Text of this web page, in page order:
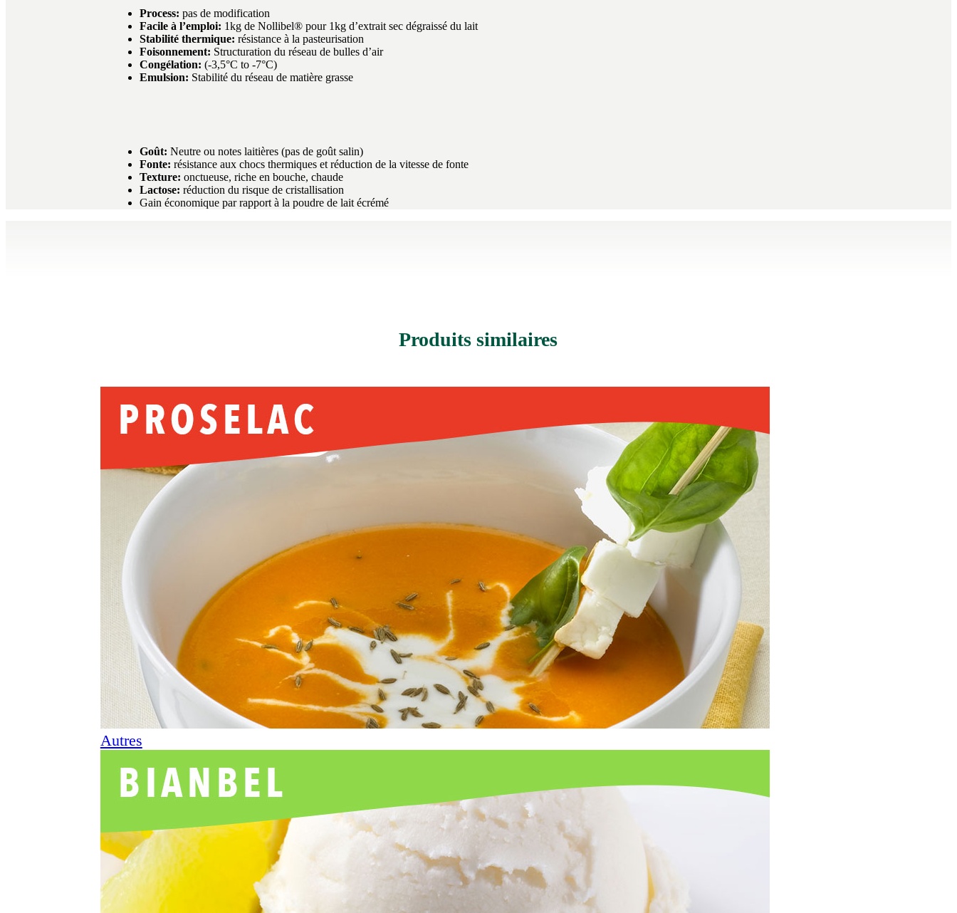
Process: pas de modification
Facile à l’emploi: 1kg de Nollibel® pour 1kg d’extrait sec dégraissé du lait
Stabilité thermique: résistance à la pasteurisation
Foisonnement: Structuration du réseau de bulles d’air
Congélation: (-3,5°C to -7°C)
Emulsion: Stabilité du réseau de matière grasse
Goût: Neutre ou notes laitières (pas de goût salin)
Fonte: résistance aux chocs thermiques et réduction de la vitesse de fonte
Texture: onctueuse, riche en bouche, chaude
Lactose: réduction du risque de cristallisation
Gain économique par rapport à la poudre de lait écrémé
Produits similaires
Autres